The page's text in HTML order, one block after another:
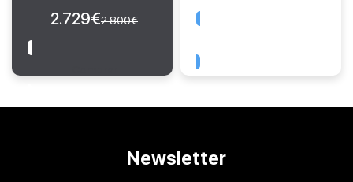
2.800€
2.729€
Newsletter